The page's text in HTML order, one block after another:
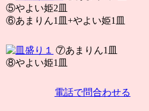
⑤やよい姫2皿
⑥あまりん1皿+やよい姫1皿
⑦あまりん1皿
⑧やよい姫1皿
電話で問合わせる